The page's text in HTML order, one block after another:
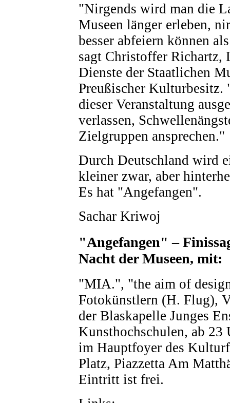
"Nirgends wird man die
Museen länger erleben,
besser abfeiern können
sagt Christoffer Richartz,
Dienste der Staatlichen
Preußischer
dieser Veranstaltung
verlassen,
Zielgruppen ansprechen."
Durch Deutschland wird
kleiner zwar, aber
Es hat "Angefangen".
Sachar Kriwoj
"Angefangen" –
Nacht der Museen, mit:
"MIA.", "the aim of
Fotokünstlern (H. Flug),
der Blaskapelle Junges
Kunsthochschulen, ab
im Hauptfoyer des
Platz, Piazzetta Am
Eintritt ist frei.